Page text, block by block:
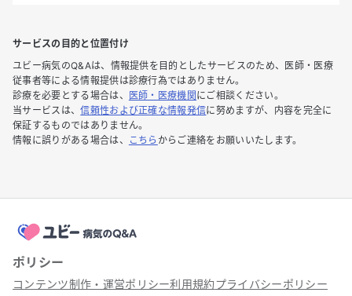
サービスの目的と位置付け
ユビー病気のQ&Aは、情報提供を目的としたサービスのため、医師・医療
従事者等による情報提供は診療行為ではありません。
診療を必要とする場合は、
医師・医療機関 にご相談ください。
当サービスは、信頼性および正確な情報発信に努めますが、内容を完全に
保証するものではありません。
情報に誤りがある場合は、
こちら からご連絡をお願いいたします。
ポリシー
コンテンツ制作・運営ポリシー利用規約プライバシーポリシー